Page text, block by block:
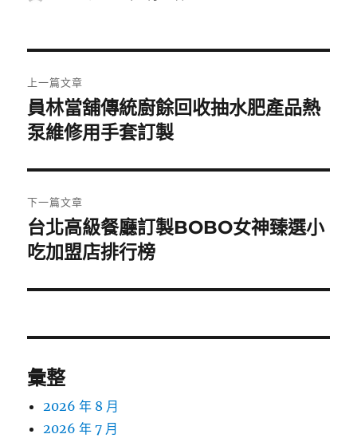
章
導
覽
上一篇文章
上
一
文
章:
員林當舖傳統廚餘回收抽水肥產品熱
泵維修用手套訂製
下一篇文章
下
一
文
台北高級餐廳訂製BOBO女神臻選小
吃加盟店排行榜
彙整
2026 年 8 月
2026 年 7 月